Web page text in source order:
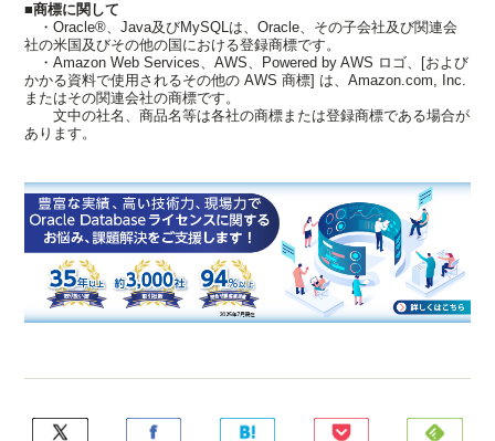
■商標に関して
・Oracle®、Java及びMySQLは、Oracle、その子会社及び関連会
社の米国及びその他の国における登録商標です。
・Amazon Web Services、AWS、Powered by AWS ロゴ、[および
かかる資料で使用されるその他の AWS 商標] は、Amazon.com, Inc.
またはその関連会社の商標です。
文中の社名、商品名等は各社の商標または登録商標である場合が
あります。